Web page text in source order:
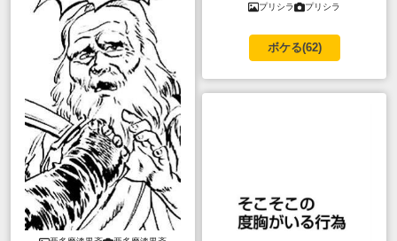
プリシラ プリシラ
ボケる(62)